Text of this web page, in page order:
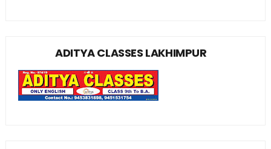
ADITYA CLASSES LAKHIMPUR